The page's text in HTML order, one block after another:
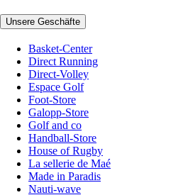
Unsere Geschäfte
Basket-Center
Direct Running
Direct-Volley
Espace Golf
Foot-Store
Galopp-Store
Golf and co
Handball-Store
House of Rugby
La sellerie de Maé
Made in Paradis
Nauti-wave